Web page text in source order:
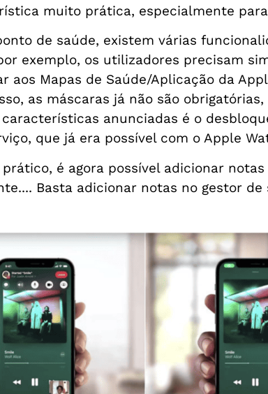
muito prática, especialmente
de saúde, existem várias
exemplo, os utilizadores precisam
aos Mapas de Saúde/Aplicação da
as máscaras já não são
anunciadas é o
que já era possível com o Apple
prático, é agora possível adicionar
Basta adicionar notas no gestor